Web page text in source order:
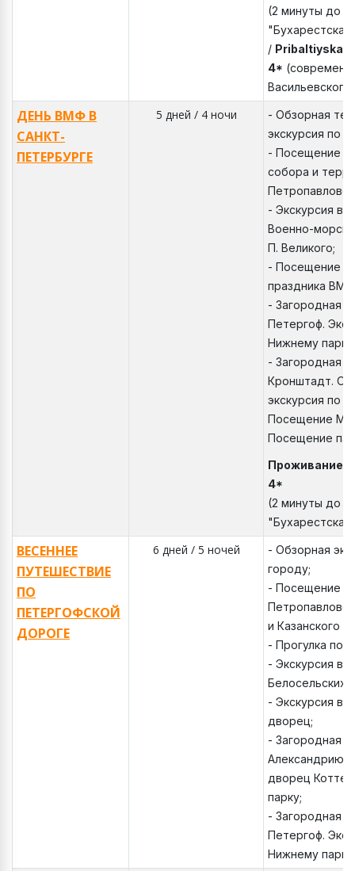
(2 минуты до
/
4*
ДЕНЬ ВМФ В
САНКТ-
ПЕТЕРБУРГЕ
5 дней / 4 ночи
- Обзорная
экскурсия по
- Посещение
собора и
- Экскурсия в
Военно-
П. Великого;
- Посещение
праздника
- Загородная
Петергоф.
Нижнему парку;
- Загородная
Кронштадт.
экскурсия по
Посещение
Посещение
Проживание:
4*
(2 минуты до
ВЕСЕННЕЕ
ПУТЕШЕСТВИЕ
ПО
ПЕТЕРГОФСКОЙ
ДОРОГЕ
6 дней / 5 ночей
- Обзорная
городу;
- Посещение
и Казанского
- Прогулка по
- Экскурсия
Белосельских
- Экскурсия в
дворец;
- Загородная
Александрию.
дворец
парку;
- Загородная
Петергоф.
Нижнему парку.